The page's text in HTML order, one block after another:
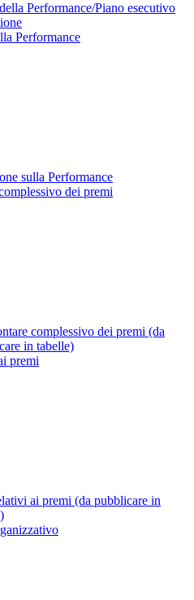
Performance/Piano esecutivo
Performance
sulla Performance
dei premi
complessivo dei premi (da
in tabelle)
premi
ai premi (da pubblicare in